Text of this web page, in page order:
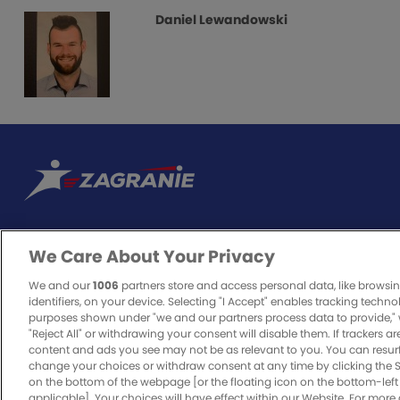
Daniel Lewandowski
ODPOWIEDZIALNA GRA
Zakłady bukmacherskie to legalna rozrywka. O to, czy będzie
odpowiedzialnie i z pełną świadomością zagrożenia, jakie może nieść
Dowiedz się więcej o odpowiedzialnej grze.
We Care About Your Privacy
We and our 1006 partners store and access personal data, like
identifiers, on your device. Selecting "I Accept" enables tracking
purposes shown under "we and our partners process data to provide,"
"Reject All" or withdrawing your consent will disable them. If trackers
content and ads you see may not be as relevant to you. You can
change your choices or withdraw consent at any time by clicking the
on the bottom of the webpage [or the floating icon on the bottom-left